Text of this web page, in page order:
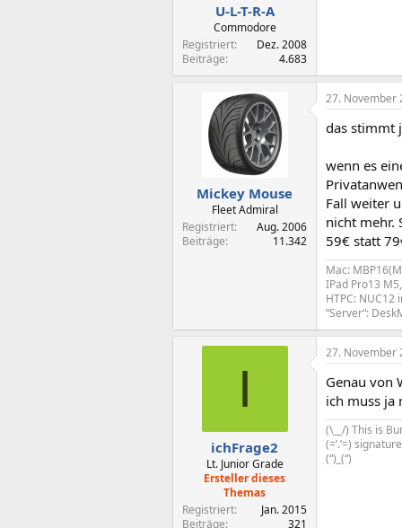
U-L-T-R-A
Commodore
Registriert
Dez. 2008
Beiträge
4.683
Mickey Mouse
Fleet Admiral
Registriert
Aug. 2006
Beiträge
11.342
27. November
das stimmt
wenn es
Fall weiter
nicht mehr.
59€ statt
Mac:
IPad Pro13
HTPC: NUC12
“Server“:
I
ichFrage2
Lt. Junior Grade
Ersteller dieses
Themas
Registriert
Jan. 2015
Beiträge
321
27. November
Genau von
ich muss ja
(\__/) This is
(=’.’=)
(“)_(“)